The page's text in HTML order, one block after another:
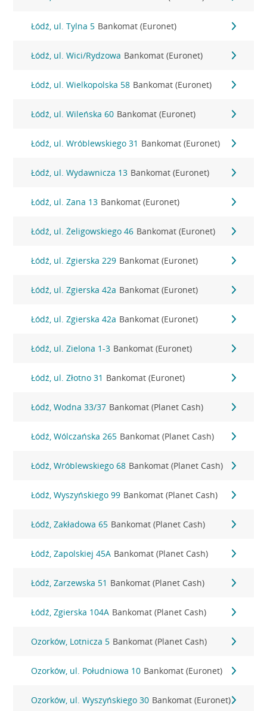
Łódź, ul. Tylna 5 Bankomat (Euronet)
Łódź, ul. Wici/Rydzowa Bankomat (Euronet)
Łódź, ul. Wielkopolska 58 Bankomat (Euronet)
Łódź, ul. Wileńska 60 Bankomat (Euronet)
Łódź, ul. Wróblewskiego 31 Bankomat (Euronet)
Łódź, ul. Wydawnicza 13 Bankomat (Euronet)
Łódź, ul. Zana 13 Bankomat (Euronet)
Łódź, ul. Żeligowskiego 46 Bankomat (Euronet)
Łódź, ul. Zgierska 229 Bankomat (Euronet)
Łódź, ul. Zgierska 42a Bankomat (Euronet)
Łódź, ul. Zgierska 42a Bankomat (Euronet)
Łódź, ul. Zielona 1-3 Bankomat (Euronet)
Łódź, ul. Złotno 31 Bankomat (Euronet)
Łódź, Wodna 33/37 Bankomat (Planet Cash)
Łódź, Wólczańska 265 Bankomat (Planet Cash)
Łódź, Wróblewskiego 68 Bankomat (Planet Cash)
Łódź, Wyszyńskiego 99 Bankomat (Planet Cash)
Łódź, Zakładowa 65 Bankomat (Planet Cash)
Łódź, Zapolskiej 45A Bankomat (Planet Cash)
Łódź, Zarzewska 51 Bankomat (Planet Cash)
Łódź, Zgierska 104A Bankomat (Planet Cash)
Ozorków, Lotnicza 5 Bankomat (Planet Cash)
Ozorków, ul. Południowa 10 Bankomat (Euronet)
Ozorków, ul. Wyszyńskiego 30 Bankomat (Euronet)